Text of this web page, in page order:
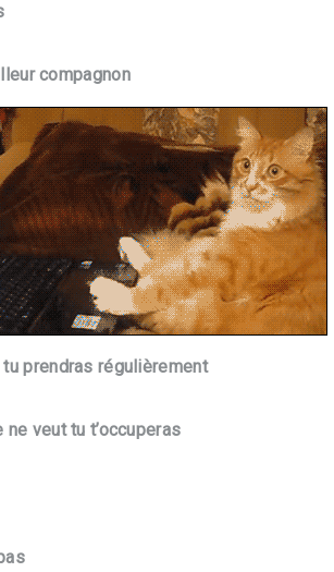
compagnon
prendras régulièrement
veut tu t’occuperas